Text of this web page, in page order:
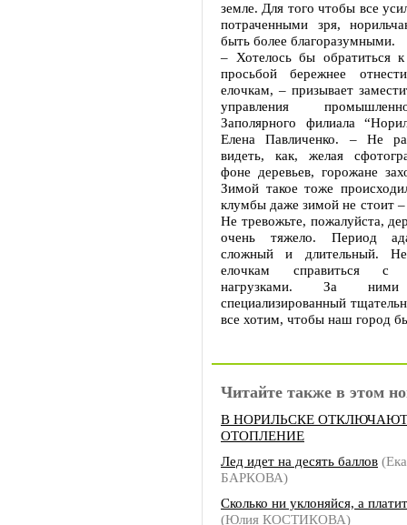
земле. Для того чтобы все
потраченными зря,
быть более благоразумными.
– Хотелось бы обратиться
просьбой бережнее
елочкам, – призывает
управления
Заполярного филиала
Елена Павличенко. – Не
видеть, как, желая
фоне деревьев, горожане
Зимой такое тоже
клумбы даже зимой не стоит –
Не тревожьте, пожалуйста,
очень тяжело. Период
сложный и длительный.
елочкам справиться с
нагрузками. За ними
специализированный
все хотим, чтобы наш город
Читайте также в этом
В НОРИЛЬСКЕ ОТКЛЮЧАЮТ
ОТОПЛЕНИЕ
Лед идет на десять баллов
БАРКОВА)
Сколько ни уклоняйся, а
(Юлия КОСТИКОВА)